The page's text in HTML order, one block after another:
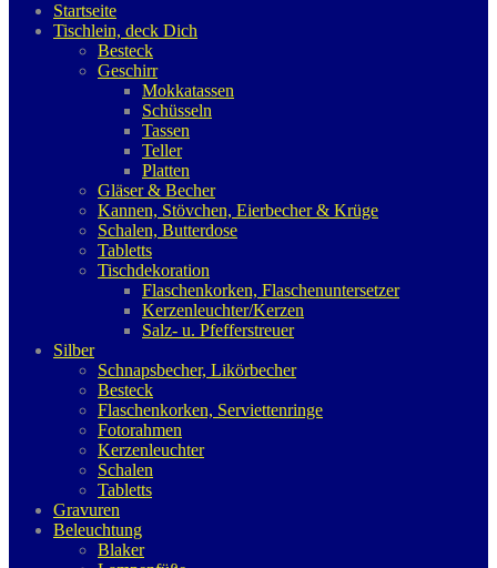
Startseite
Tischlein, deck Dich
Besteck
Geschirr
Mokkatassen
Schüsseln
Tassen
Teller
Platten
Gläser & Becher
Kannen, Stövchen, Eierbecher & Krüge
Schalen, Butterdose
Tabletts
Tischdekoration
Flaschenkorken, Flaschenuntersetzer
Kerzenleuchter/Kerzen
Salz- u. Pfefferstreuer
Silber
Schnapsbecher, Likörbecher
Besteck
Flaschenkorken, Serviettenringe
Fotorahmen
Kerzenleuchter
Schalen
Tabletts
Gravuren
Beleuchtung
Blaker